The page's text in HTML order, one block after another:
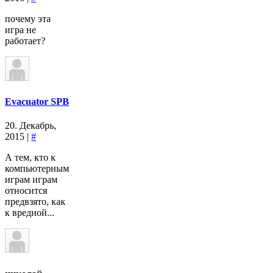
почему эта
игра не
работает?
Evacuator SPB
20. Декабрь,
2015 | #
А тем, кто к
компьютерным
играм играм
относится
предвзято, как
к вредной...